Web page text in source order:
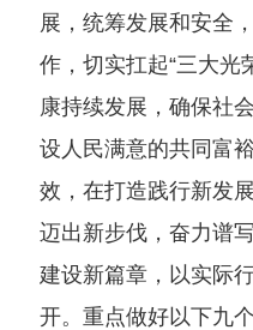
展，统筹发展和安全
作，切实扛起“三大光
康持续发展，确保社
设人民满意的共同富
效，在打造践行新发
迈出新步伐，奋力谱
建设新篇章，以实际
开。重点做好以下九